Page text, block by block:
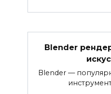
Blender
Blender —